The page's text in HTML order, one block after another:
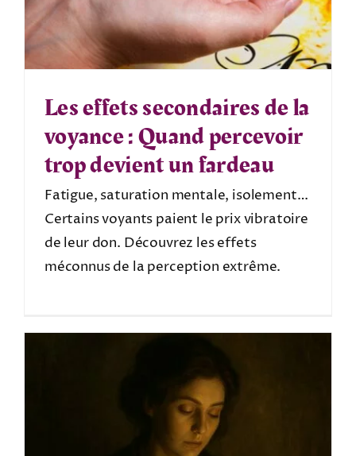
Les effets secondaires de la
voyance : Quand percevoir
trop devient un fardeau
Fatigue, saturation mentale, isolement…
Certains voyants paient le prix vibratoire
de leur don. Découvrez les effets
méconnus de la perception extrême.